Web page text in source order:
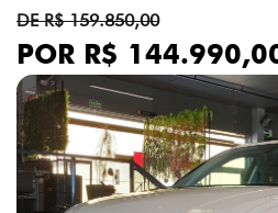
DE R$ 159.850,00
POR R$